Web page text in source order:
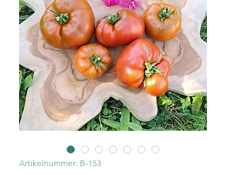
Artikelnummer: B-153